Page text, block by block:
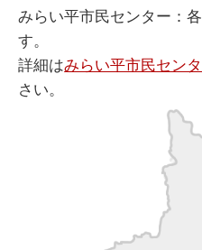
みらい平市民センター：
す。
詳細はみらい平市民セン
さい。